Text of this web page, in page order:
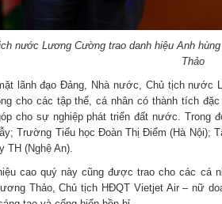
nước Lương Cường trao danh hiệu Anh
Thảo
lãnh đạo Đảng, Nhà nước, Chủ tịch nước
cho các tập thể, cá nhân có thành tích
cho sự nghiệp phát triển đất nước. Trong
Trường Tiểu học Đoàn Thị Điểm (Hà Nội);
TH (Nghệ An).
cao quý này cũng được trao cho các cá
Thảo, Chủ tịch HĐQT Vietjet Air – nữ